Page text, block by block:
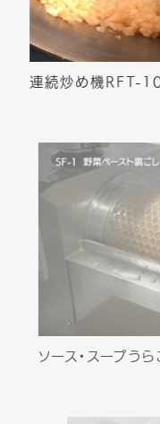
連続炒め機RFT-
ソース・スープう